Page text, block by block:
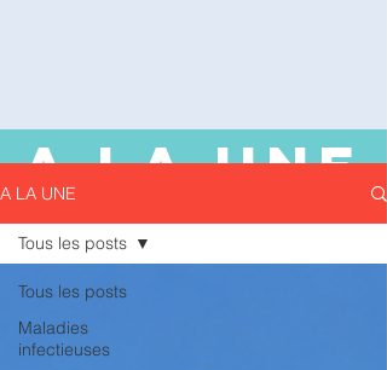
A LA UNE
A LA UNE
Tous les posts
Maladies
infectieuses
Tous les posts